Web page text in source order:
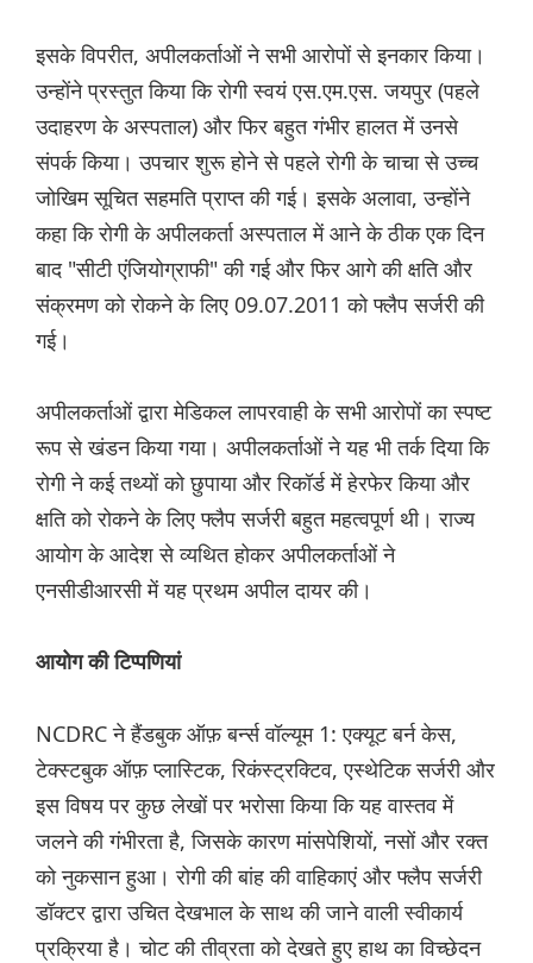
इसके विपरीत, अपीलकर्ताओं ने सभी आरोपों से इनकार किया।
उन्होंने प्रस्तुत किया कि रोगी स्वयं एस.एम.एस. जयपुर (पहले
उदाहरण के अस्पताल) और फिर बहुत गंभीर हालत में उनसे
संपर्क किया। उपचार शुरू होने से पहले रोगी के चाचा से उच्च
जोखिम सूचित सहमति प्राप्त की गई। इसके अलावा, उन्होंने
कहा कि रोगी के अपीलकर्ता अस्पताल में आने के ठीक एक दिन
बाद "सीटी एंजियोग्राफी" की गई और फिर आगे की क्षति और
संक्रमण को रोकने के लिए 09.07.2011 को फ्लैप सर्जरी की
गई।
अपीलकर्ताओं द्वारा मेडिकल लापरवाही के सभी आरोपों का स्पष्ट
रूप से खंडन किया गया। अपीलकर्ताओं ने यह भी तर्क दिया कि
रोगी ने कई तथ्यों को छुपाया और रिकॉर्ड में हेरफेर किया और
क्षति को रोकने के लिए फ्लैप सर्जरी बहुत महत्वपूर्ण थी। राज्य
आयोग के आदेश से व्यथित होकर अपीलकर्ताओं ने
एनसीडीआरसी में यह प्रथम अपील दायर की।
आयोग की टिप्पणियां
NCDRC ने हैंडबुक ऑफ़ बर्न्स वॉल्यूम 1: एक्यूट बर्न केस,
टेक्स्टबुक ऑफ़ प्लास्टिक, रिकंस्ट्रक्टिव, एस्थेटिक सर्जरी और
इस विषय पर कुछ लेखों पर भरोसा किया कि यह वास्तव में
जलने की गंभीरता है, जिसके कारण मांसपेशियों, नसों और रक्त
को नुकसान हुआ। रोगी की बांह की वाहिकाएं और फ्लैप सर्जरी
डॉक्टर द्वारा उचित देखभाल के साथ की जाने वाली स्वीकार्य
प्रक्रिया है। चोट की तीव्रता को देखते हुए हाथ का विच्छेदन